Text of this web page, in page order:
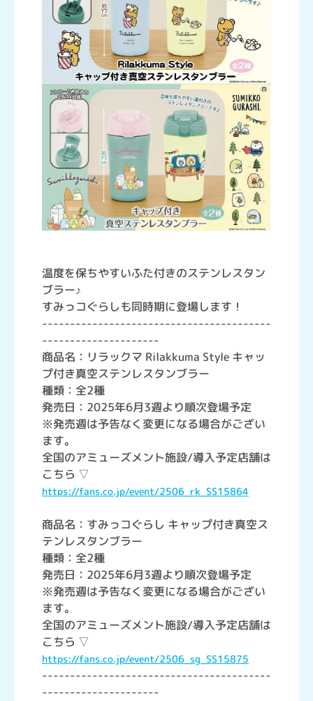
温度を保ちやすいふた付きのステンレスタン
ブラー♪
すみっコぐらしも同時期に登場します！
-----------------------------------------
---------------------
商品名：リラックマ Rilakkuma Style キャッ
プ付き真空ステンレスタンブラー
種類：全2種
発売日：2025年6月3週より順次登場予定
※発売週は予告なく変更になる場合がござい
ます。
全国のアミューズメント施設/導入予定店舗は
こちら ▽
https://fans.co.jp/event/2506_rk_SS15864
商品名：すみっコぐらし キャップ付き真空ス
テンレスタンブラー
種類：全2種
発売日：2025年6月3週より順次登場予定
※発売週は予告なく変更になる場合がござい
ます。
全国のアミューズメント施設/導入予定店舗は
こちら ▽
https://fans.co.jp/event/2506_sg_SS15875
-----------------------------------------
---------------------